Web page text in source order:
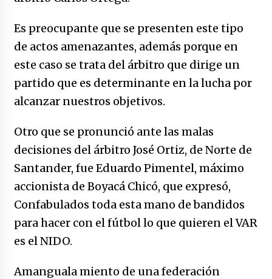
Es preocupante que se presenten este tipo
de actos amenazantes, además porque en
este caso se trata del árbitro que dirige un
partido que es determinante en la lucha por
alcanzar nuestros objetivos.
Otro que se pronunció ante las malas
decisiones del árbitro José Ortiz, de Norte de
Santander, fue Eduardo Pimentel, máximo
accionista de Boyacá Chicó, que expresó,
Confabulados toda esta mano de bandidos
para hacer con el fútbol lo que quieren el VAR
es el NIDO.
Amanguala miento de una federación